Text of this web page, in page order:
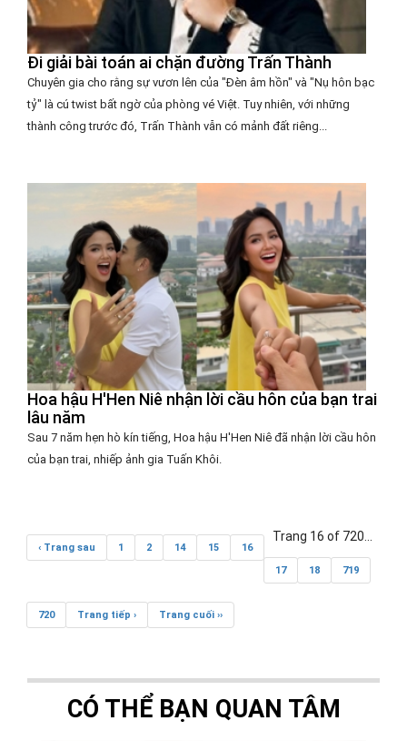
Đi giải bài toán ai chặn đường Trấn Thành
Chuyên gia cho rằng sự vươn lên của "Đèn âm hồn" và "Nụ hôn bạc
tỷ" là cú twist bất ngờ của phòng vé Việt. Tuy nhiên, với những
thành công trước đó, Trấn Thành vẫn có mảnh đất riêng...
Hoa hậu H'Hen Niê nhận lời cầu hôn của bạn trai
lâu năm
Sau 7 năm hẹn hò kín tiếng, Hoa hậu H'Hen Niê đã nhận lời cầu hôn
của bạn trai, nhiếp ảnh gia Tuấn Khôi.
Trang 16 of 720
‹ Trang sau 1 2 14 15
16
17
18 719
720 Trang tiếp › Trang cuối ››
CÓ THỂ BẠN QUAN TÂM